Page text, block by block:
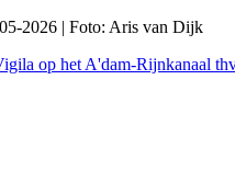
2026 | Foto: Aris van Dijk